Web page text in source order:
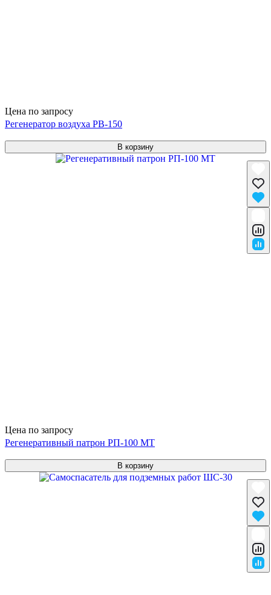
Цена по запросу
Регенератор воздуха РВ-150
В корзину
Цена по запросу
Регенеративный патрон РП-100 МТ
В корзину